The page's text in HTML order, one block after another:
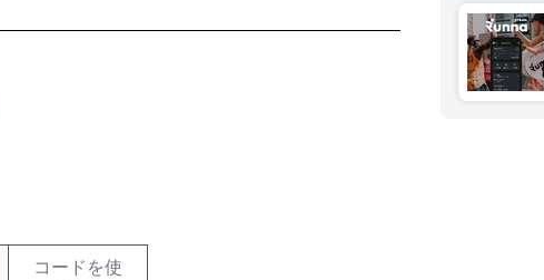
コードを使